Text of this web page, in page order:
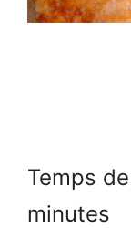
Temps
minutes